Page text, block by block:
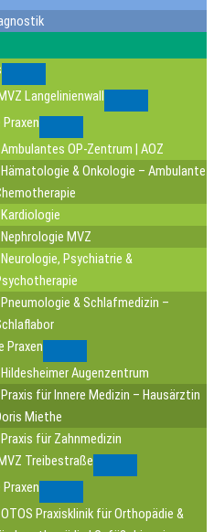
Langelinienwall
Ambulantes OP-Zentrum | AOZ
Hämatologie & Onkologie – Ambulante
Kardiologie
Nephrologie MVZ
Neurologie, Psychiatrie &
Pneumologie & Schlafmedizin –
Praxen
Hildesheimer Augenzentrum
Praxis für Innere Medizin – Hausärztin
Miethe
Praxis für Zahnmedizin
Treibestraße
OTOS Praxisklinik für Orthopädie &